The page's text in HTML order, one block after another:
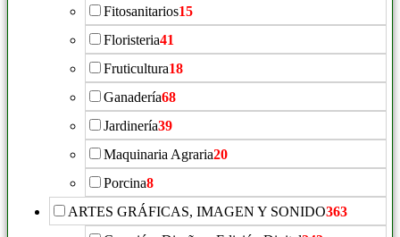
Fitosanitarios15
Floristeria41
Fruticultura18
Ganadería68
Jardinería39
Maquinaria Agraria20
Porcina8
ARTES GRÁFICAS, IMAGEN Y SONIDO363